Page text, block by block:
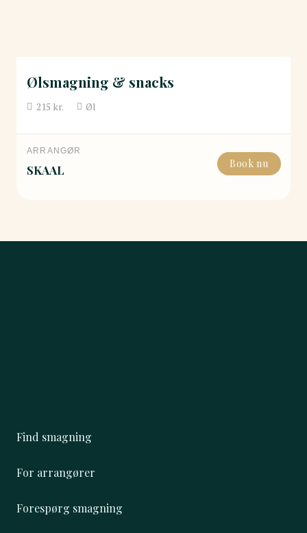
Ølsmagning & snacks
215 kr. Øl
ARRANGØR
SKAAL Book nu
Find smagning
For arrangører
Forespørg smagning